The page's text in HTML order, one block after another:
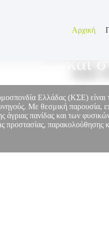
Αρχική
Η ΚΣΕ
και
Ελλάδας (ΚΣΕ)
Με θεσμική παρουσία,
άγριας πανίδας και των
προστασίας, παρακολούθησης